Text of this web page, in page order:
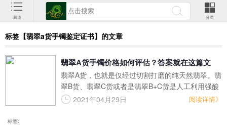
频道 分类
标签【翡翠a货手镯鉴定证书】的文章
翡翠A货手镯价格如何评估？答案就在这篇文
章！
翡翠A货，也就是仅经过切割打磨的纯天然翡翠。翡
翠B货、翡翠C货或者是翡翠B+C货是人工利用强酸
或化学染色剂处理的翡翠，长期佩戴它们，可能会
2021年04月29日 阅读详情》
标签: